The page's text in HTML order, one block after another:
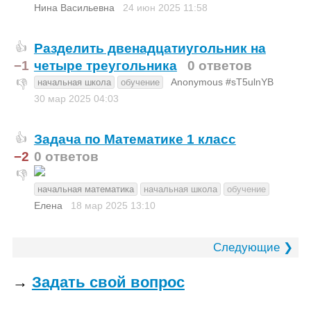
Нина Васильевна 24 июн 2025 11:58
👍
−1
👎
Разделить двенадцатиугольник на
четыре треугольника
0 ответов
начальная школа обучение
Anonymous #sT5ulnYB
30 мар 2025 04:03
👍
−2
👎
Задача по Математике 1 класс
0 ответов
начальная математика начальная школа обучение
Елена 18 мар 2025 13:10
Следующие ❯
→ Задать свой вопрос